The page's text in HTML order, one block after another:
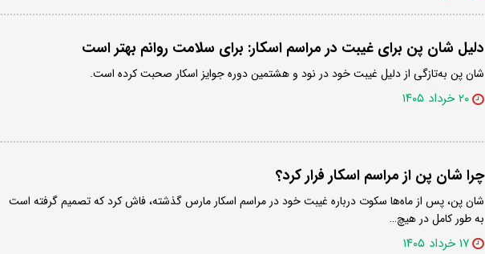
دلیل شان پن برای غیبت در مراسم اسکار: برای سلامت روانم بهتر است
شان پن به‌تازگی از دلیل غیبت خود در نود و هشتمین دوره جوایز اسکار صحبت کرده است.
۲۰ خرداد ۱۴۰۵
چرا شان پن از مراسم اسکار فرار کرد؟
شان پن، پس از ماه‌ها سکوت درباره غیبت خود در مراسم اسکار مارس گذشته، فاش کرد که تصمیم گرفته است
به طور کامل در هیچ…
۱۷ خرداد ۱۴۰۵